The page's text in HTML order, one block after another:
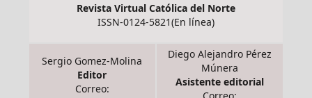
Revista Virtual Católica del Norte
ISSN-0124-5821(En línea)
Sergio Gomez-Molina
Editor
Correo:
Diego Alejandro Pérez
Múnera
Asistente editorial